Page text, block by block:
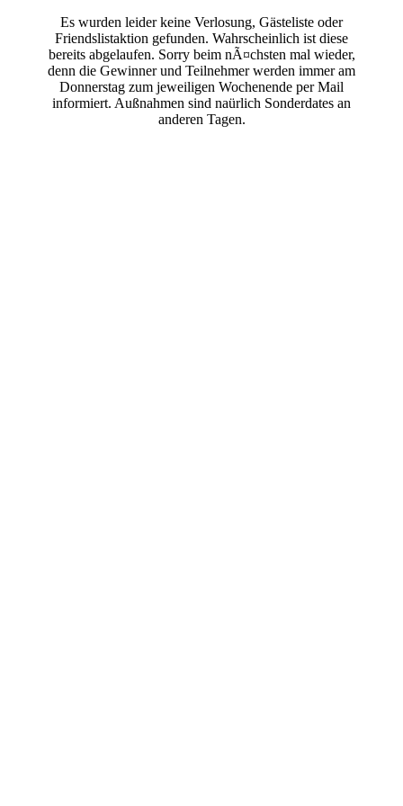
Es wurden leider keine Verlosung, Gästeliste oder
Friendslistaktion gefunden. Wahrscheinlich ist diese
bereits abgelaufen. Sorry beim nÃ¤chsten mal wieder,
denn die Gewinner und Teilnehmer werden immer am
Donnerstag zum jeweiligen Wochenende per Mail
informiert. Außnahmen sind naürlich Sonderdates an
anderen Tagen.